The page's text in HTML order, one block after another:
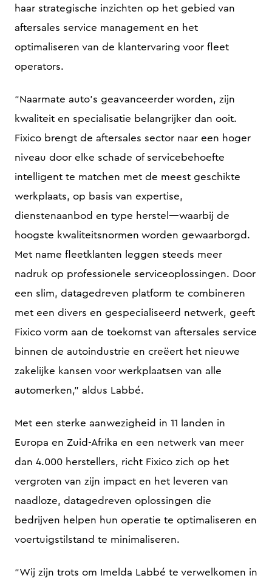
haar strategische inzichten op het gebied van
aftersales service management en het
optimaliseren van de klantervaring voor fleet
operators.
“Naarmate auto’s geavanceerder worden, zijn
kwaliteit en specialisatie belangrijker dan ooit.
Fixico brengt de aftersales sector naar een hoger
niveau door elke schade of servicebehoefte
intelligent te matchen met de meest geschikte
werkplaats, op basis van expertise,
dienstenaanbod en type herstel—waarbij de
hoogste kwaliteitsnormen worden gewaarborgd.
Met name fleetklanten leggen steeds meer
nadruk op professionele serviceoplossingen. Door
een slim, datagedreven platform te combineren
met een divers en gespecialiseerd netwerk, geeft
Fixico vorm aan de toekomst van aftersales service
binnen de autoindustrie en creëert het nieuwe
zakelijke kansen voor werkplaatsen van alle
automerken,” aldus Labbé.
Met een sterke aanwezigheid in 11 landen in
Europa en Zuid-Afrika en een netwerk van meer
dan 4.000 herstellers, richt Fixico zich op het
vergroten van zijn impact en het leveren van
naadloze, datagedreven oplossingen die
bedrijven helpen hun operatie te optimaliseren en
voertuigstilstand te minimaliseren.
“Wij zijn trots om Imelda Labbé te verwelkomen in